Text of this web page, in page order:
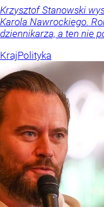
Krzysztof Stanowski
Karola Nawrockiego.
dziennikarza, a ten nie
KrajPolityka